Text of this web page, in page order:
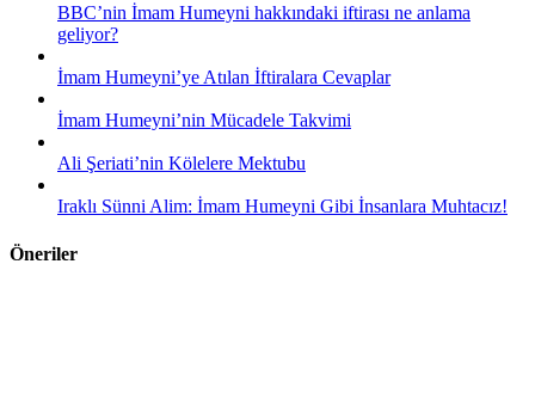
BBC’nin İmam Humeyni hakkındaki iftirası ne anlama
geliyor?
İmam Humeyni’ye Atılan İftiralara Cevaplar
İmam Humeyni’nin Mücadele Takvimi
Ali Şeriati’nin Kölelere Mektubu
Iraklı Sünni Alim: İmam Humeyni Gibi İnsanlara Muhtacız!
Öneriler